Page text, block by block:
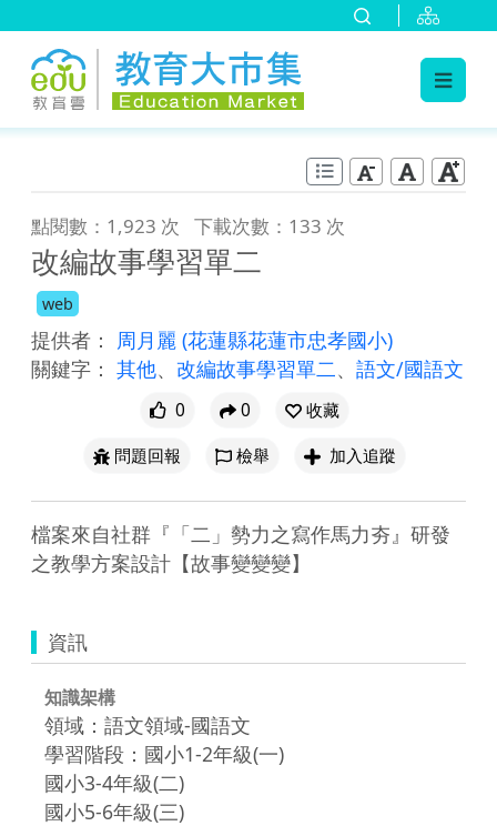
點閱數：1,923 次 下載次數：133 次
改編故事學習單二
web
提供者： 周月麗 (花蓮縣花蓮市忠孝國小)
關鍵字： 其他、 改編故事學習單二、 語文/國語文
0 0
收藏
問題回報
檢舉 加入追蹤
檔案來自社群『「二」勢力之寫作馬力夯』研發
之教學方案設計【故事變變變】
資訊
知識架構
領域：語文領域-國語文
學習階段：國小1-2年級(一)
國小3-4年級(二)
國小5-6年級(三)